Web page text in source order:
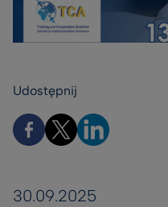
Udostępnij
30.09.2025